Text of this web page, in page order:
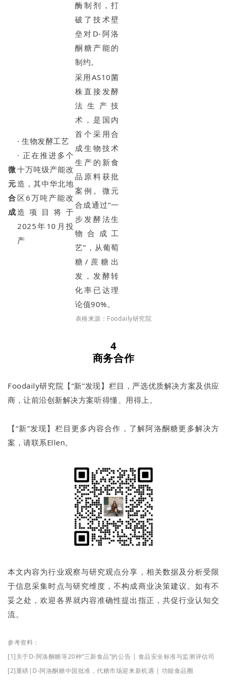
酶制剂，打
破了技术壁
垒对D-阿洛
酮糖产能的
制约。
微
元
合
成
· 生物发酵工艺
· 正在推进多个
十万吨级产能改
造，其中华北地
区6万吨产能改
造项目将于
2025年10月投
产
采用AS10菌
株直接发酵
法生产技
术，是国内
首个采用合
成生物技术
生产的新食
品原料获批
案例。微元
合成通过“一
步发酵法生
物合成工
艺”，从葡萄
糖/蔗糖出
发，发酵转
化率已达理
论值90%。
表格来源：Foodaily研究院
4
商务合作
Foodaily研究院【“新”发现】栏目，严选优质解决方案及供应
商，让前沿创新解决方案听得懂、用得上。
【“新”发现】栏目更多内容合作，了解阿洛酮糖更多解决方
案，请联系Ellen。
本文内容为行业观察与研究观点分享，相关数据及分析受限
于信息采集时点与研究维度，不构成商业决策建议。如有不
妥之处，欢迎各界就内容准确性提出指正，共促行业认知交
流。
参考资料：
[1]关于D-阿洛酮糖等20种“三新食品”的公告 | 食品安全标准与监测评估司
[2]重磅|D-阿洛酮糖中国批准，代糖市场迎来新机遇 | 功能食品圈